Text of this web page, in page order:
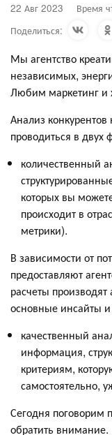
22 Авг 2023 Время
Поделиться:
Мы агентство
независимых,
Любим маркетинг и
Анализ
проводиться в двух
количественный
которых вы
происходит в
метрики).
В зависимости от
предоставляют
расчеты
основные инсайты
качественный
информация,
критериям,
самостоятельно,
Сегодня поговорим
обратить внимание.